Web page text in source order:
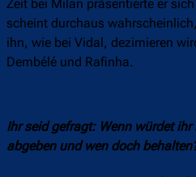
Zeit bei Milan präsentierte er
scheint durchaus
ihn, wie bei Vidal, dezimieren
Dembélé und Rafinha.
Ihr seid gefragt: Wenn würdet
abgeben und wen doch